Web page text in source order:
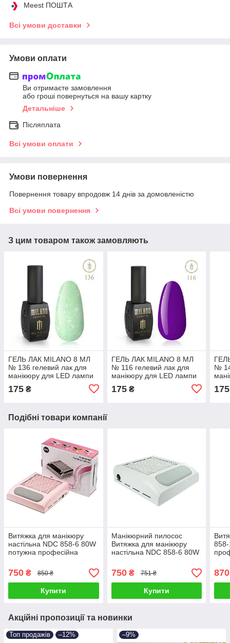
Meest ПОШТА
Всі умови доставки
Умови оплати
Ви отримаєте замовлення
або гроші повернуться на вашу картку
Детальніше
Післяплата
Всі умови оплати
Умови повернення
Повернення товару впродовж 14 днів за домовленістю
Всі умови повернення
З цим товаром також замовляють
ГЕЛЬ ЛАК MILANO 8 МЛ
№ 136 гелевий лак для
манікюру для LED лампи
175 ₴
ГЕЛЬ ЛАК MILANO 8 МЛ
№ 116 гелевий лак для
манікюру для LED лампи
175₴
№
175
Подібні товари компанії
Витяжка для манікюру
настільна NDC 858-6 80W
потужна професійна
манікюрний пилосос
750 ₴ 850 ₴
Купити
Манікюрний пилосос
Витяжка для манікюру
настільна NDC 858-6 80W
фільтром
750₴ 751 ₴
Купити
870
Акційні пропозиції та новинки
Топ продажів –12% –9%